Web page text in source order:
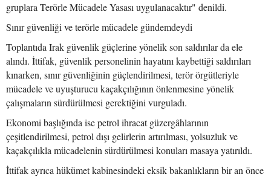
gruplara Terörle Mücadele Yasası uygulanacaktır" denildi.
Sınır güvenliği ve terörle mücadele gündemdeydi
Toplantıda Irak güvenlik güçlerine yönelik son saldırılar da ele
alındı. İttifak, güvenlik personelinin hayatını kaybettiği saldırıları
kınarken, sınır güvenliğinin güçlendirilmesi, terör örgütleriyle
mücadele ve uyuşturucu kaçakçılığının önlenmesine yönelik
çalışmaların sürdürülmesi gerektiğini vurguladı.
Ekonomi başlığında ise petrol ihracat güzergâhlarının
çeşitlendirilmesi, petrol dışı gelirlerin artırılması, yolsuzluk ve
kaçakçılıkla mücadelenin sürdürülmesi konuları masaya yatırıldı.
İttifak ayrıca hükümet kabinesindeki eksik bakanlıkların bir an önce